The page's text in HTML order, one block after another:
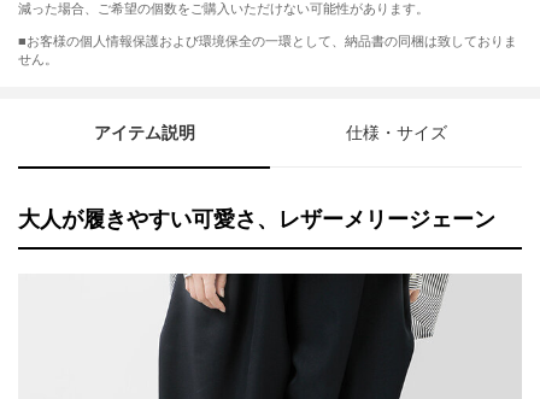
減った場合、ご希望の個数をご購入いただけない可能性があります。
■お客様の個人情報保護および環境保全の一環として、納品書の同梱は致しておりま
せん。
アイテム説明 仕様・サイズ
大人が履きやすい可愛さ、レザーメリージェーン